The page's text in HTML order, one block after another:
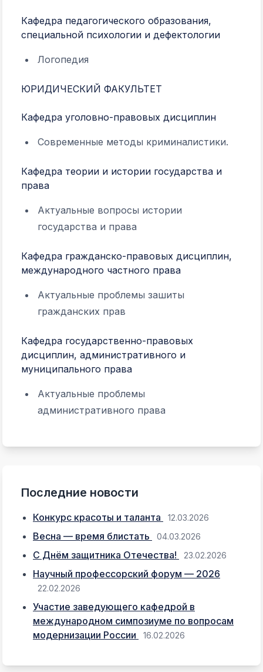
Кафедра педагогического образования,
специальной психологии и дефектологии
Логопедия
ЮРИДИЧЕСКИЙ ФАКУЛЬТЕТ
Кафедра уголовно-правовых дисциплин
Современные методы криминалистики.
Кафедра теории и истории государства и
права
Актуальные вопросы истории
государства и права
Кафедра гражданско-правовых дисциплин,
международного частного права
Актуальные проблемы зашиты
гражданских прав
Кафедра государственно-правовых
дисциплин, административного и
муниципального права
Актуальные проблемы
административного права
Последние новости
Конкурс красоты и таланта 12.03.2026
Весна — время блистать 04.03.2026
С Днём защитника Отечества! 23.02.2026
Научный профессорский форум — 2026
22.02.2026
Участие заведующего кафедрой в
международном симпозиуме по вопросам
модернизации России
16.02.2026